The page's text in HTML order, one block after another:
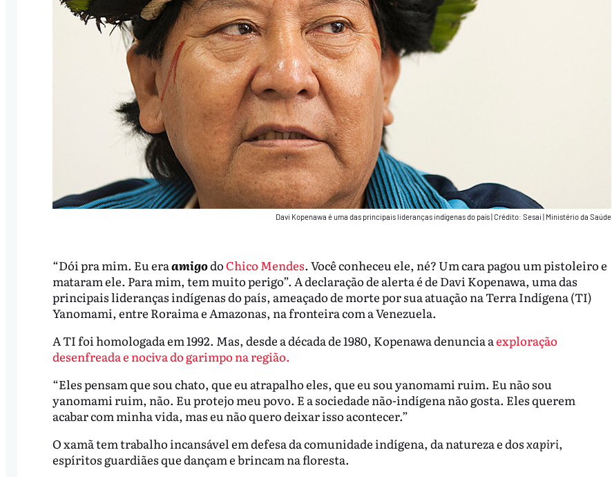
Davi Kopenawa é uma das principais lideranças indígenas do país|Crédito: Sesai | Ministério da Saúde
“Dói pra mim. Eu eraamigodoChico Mendes. Você conheceu ele, né? Um cara pagou um pistoleiro e
mataram ele. Para mim, tem muito perigo”. A declaração de alerta é de Davi Kopenawa, uma das
principais lideranças indígenas do país, ameaçado de morte por sua atuação na Terra Indígena (TI)
Yanomami, entre Roraima e Amazonas, na fronteira com a Venezuela.
A TI foi homologada em 1992. Mas, desde a década de 1980, Kopenawa denuncia aexploração
desenfreada e nociva do garimpo na região.
“Eles pensam que sou chato, que eu atrapalho eles, que eu sou yanomami ruim. Eu não sou
yanomami ruim, não. Eu protejo meu povo. E a sociedade não-indígena não gosta. Eles querem
acabar com minha vida, mas eu não quero deixar isso acontecer.”
O xamã tem trabalho incansável em defesa da comunidade indígena, da natureza e dosxapiri,
espíritos guardiães que dançam e brincam na floresta.